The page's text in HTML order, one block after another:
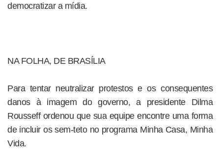
democratizar a mídia.
NA FOLHA, DE BRASÍLIA
Para tentar neutralizar protestos e os consequentes
danos à imagem do governo, a presidente Dilma
Rousseff ordenou que sua equipe encontre uma forma
de incluir os sem-teto no programa Minha Casa, Minha
Vida.